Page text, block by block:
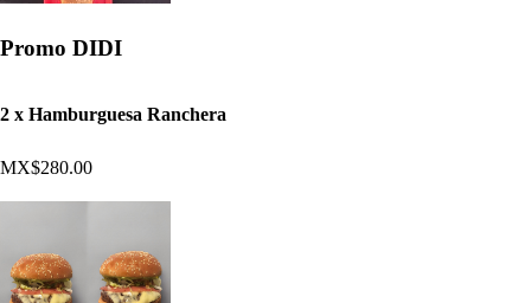
Promo DIDI
2 x Hamburguesa Ranchera
MX$280.00